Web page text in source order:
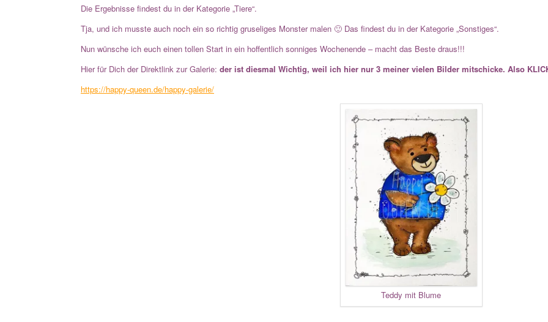
Die Ergebnisse findest du in der Kategorie „Tiere“.
Tja, und ich musste auch noch ein so richtig gruseliges Monster malen 🙂 Das findest du in der Kategorie „Sonstiges“.
Nun wünsche ich euch einen tollen Start in ein hoffentlich sonniges Wochenende – macht das Beste draus!!!
Hier für Dich der Direktlink zur Galerie: der ist diesmal Wichtig, weil ich hier nur 3 meiner vielen Bilder mitschicke. Also
https://happy-queen.de/happy-galerie/
Teddy mit Blume